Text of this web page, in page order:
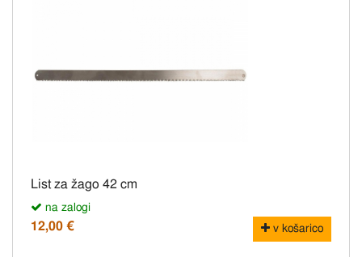
List za žago 42 cm
na zalogi
12,00 € v košarico